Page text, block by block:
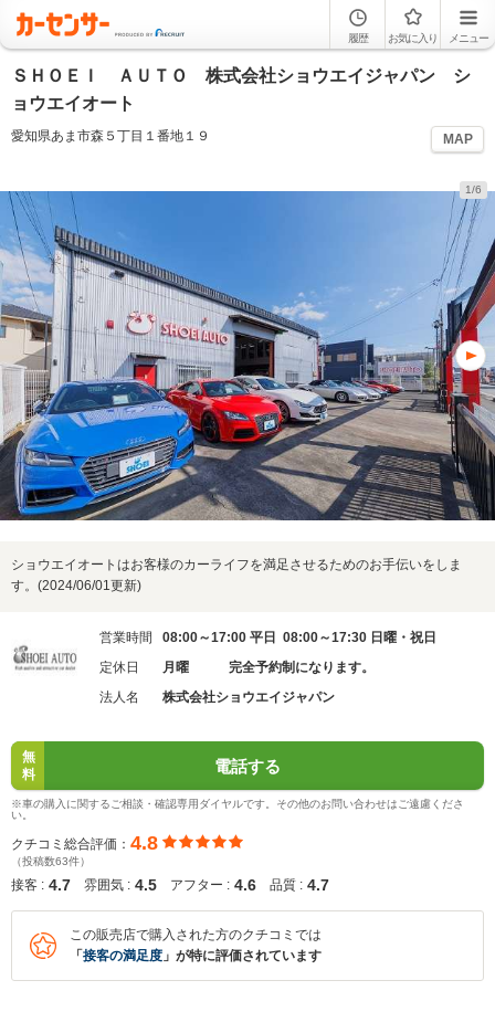
履歴 お気に入り メニュー
ＳＨＯＥＩ ＡＵＴＯ 株式会社ショウエイジャパン シ
ョウエイオート
愛知県あま市森５丁目１番地１９ MAP
1/6
ショウエイオートはお客様のカーライフを満足させるためのお手伝いをしま
す。(2024/06/01更新)
営業時間
08:00～17:00 平日 08:00～17:30 日曜・祝日
定休日
月曜 完全予約制になります。
法人名
株式会社ショウエイジャパン
無
料
電話する
※車の購入に関するご相談・確認専用ダイヤルです。その他のお問い合わせはご遠慮くださ
い。
クチコミ総合評価： 4.8
（投稿数63件）
接客 : 4.7 雰囲気 : 4.5 アフター : 4.6 品質 : 4.7
この販売店で購入された方のクチコミでは
「 接客の満足度 」が特に評価されています